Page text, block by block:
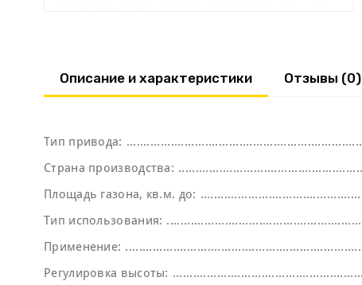
Описание и характеристики Отзывы (0)
Тип привода:
Страна производства:
Площадь газона, кв.м. до:
Тип использования:
Применение:
Регулировка высоты: